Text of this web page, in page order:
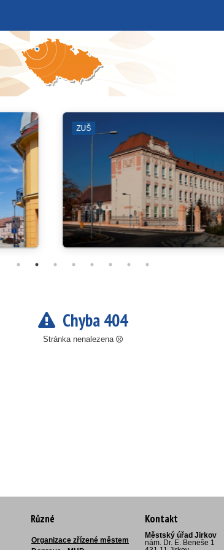
ČERVENÝ HRÁDEK
Chyba 404
Stránka nenalezena
Různé
Organizace zřízené městem
Kontakt
Městský úřad Jirkov
nám. Dr. E. Beneše 1